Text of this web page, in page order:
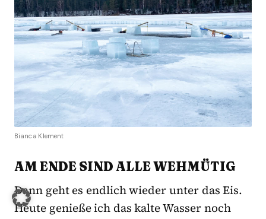
Bianca Klement
AM ENDE SIND ALLE WEHMÜTIG
Dann geht es endlich wieder unter das Eis.
Heute genieße ich das kalte Wasser noch